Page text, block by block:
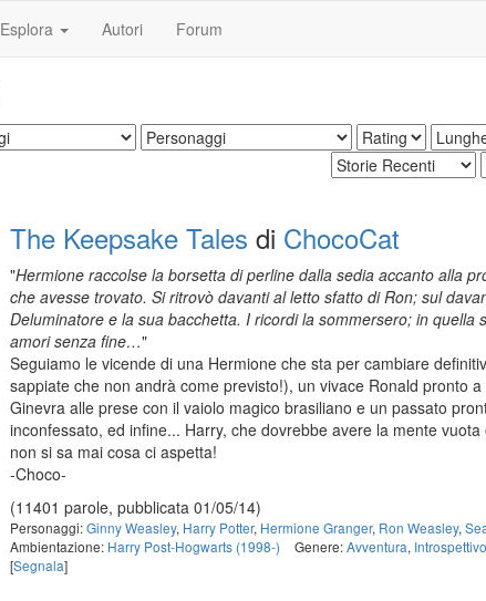
Esplora Autori Forum
The Keepsake Tales di ChocoCat
"Hermione raccolse la borsetta di perline dalla sedia accanto alla
che avesse trovato. Si ritrovò davanti al letto sfatto di Ron; sul
Deluminatore e la sua bacchetta. I ricordi la sommersero; in
amori senza fine…"
Seguiamo le vicende di una Hermione che sta per cambiare
sappiate che non andrà come previsto!), un vivace Ronald pronto
Ginevra alle prese con il vaiolo magico brasiliano e un passato
inconfessato, ed infine... Harry, che dovrebbe avere la mente
non si sa mai cosa ci aspetta!
-Choco-
(11401 parole, pubblicata 01/05/14)
Personaggi:Ginny Weasley, Harry Potter, Hermione Granger, Ron Weasley,
Ambientazione: Harry Post-Hogwarts (1998-) Genere:Avventura, Introspettivo
[Segnala]